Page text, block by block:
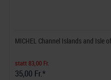
MICHEL Channel Islands and Isle
statt 83,00 Fr.
35,00 Fr.*